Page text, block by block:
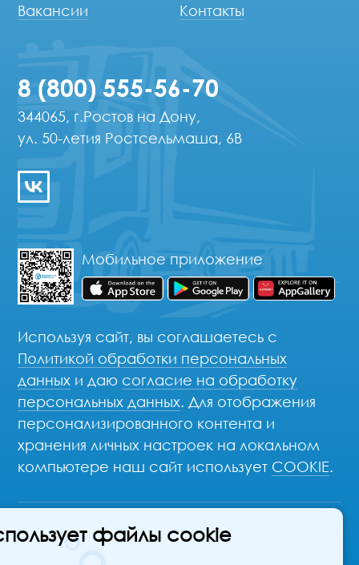
Вакансии
Контакты
8 (800) 555-56-70
344065, г.Ростов на Дону,
ул. 50-летия Ростсельмаша, 6В
Мобильное приложение
Используя сайт, вы соглашаетесь с
Политикой обработки персональных
данных и даю согласие на обработку
персональных данных. Для отображения
персонализированного контента и
хранения личных настроек на локальном
компьютере наш сайт использует COOKIE.
© 2026 Транспортные Технологии - Автомобильные
файлы cookie